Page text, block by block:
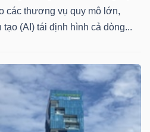
các thương vụ quy mô lớn,
(AI) tái định hình cả dòng...